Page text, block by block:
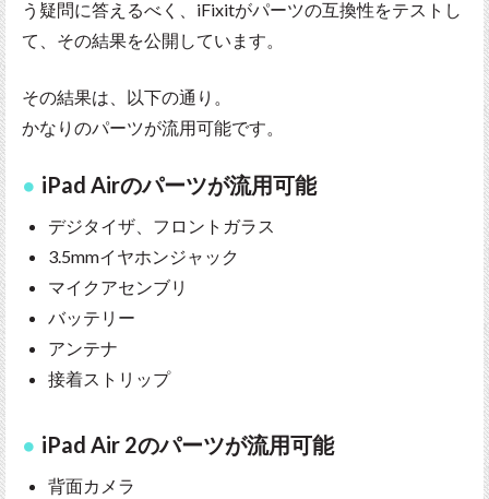
う疑問に答えるべく、iFixitがパーツの互換性をテストし
て、その結果を公開しています。
その結果は、以下の通り。
かなりのパーツが流用可能です。
iPad Airのパーツが流用可能
デジタイザ、フロントガラス
3.5mmイヤホンジャック
マイクアセンブリ
バッテリー
アンテナ
接着ストリップ
iPad Air 2のパーツが流用可能
背面カメラ